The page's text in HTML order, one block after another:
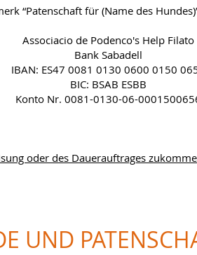
“Patenschaft für (Name des
Associacio de Podenco's Help Filato
Bank Sabadell
IBAN: ES47 0081 0130 0600 0150
BIC: BSAB ESBB
Konto Nr. 0081-0130-06-
oder des Dauerauftrages
UND